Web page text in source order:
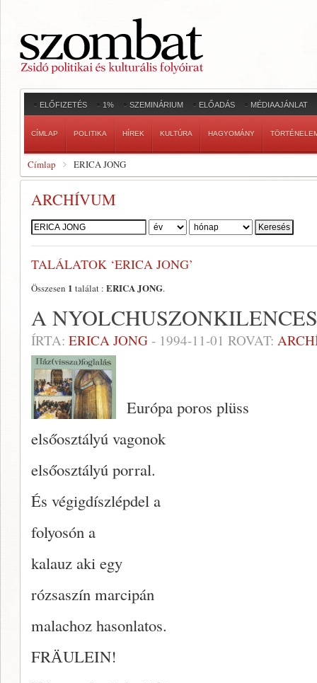
ELŐFIZETÉS 1% SZEMINÁRIUM ELŐADÁS MÉDIAAJÁNLAT
CÍMLAP POLITIKA HÍREK KULTÚRA HAGYOMÁNY
Címlap ERICA JONG
ARCHÍVUM
Szerző:
TALÁLATOK ‘ERICA JONG’
Összesen 1 találat : ERICA JONG.
A
ÍRTA: ERICA JONG - 1994-11-01 ROVAT:
Európa poros plüss
elsőosztályú vagonok
elsőosztályú porral.
És végigdíszlépdel a
folyosón a
kalauz aki egy
rózsaszín marcipán
malachoz hasonlatos.
FRӒULEIN!